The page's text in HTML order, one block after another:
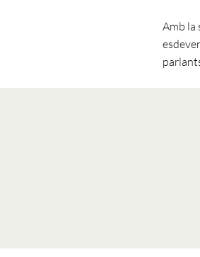
Amb la